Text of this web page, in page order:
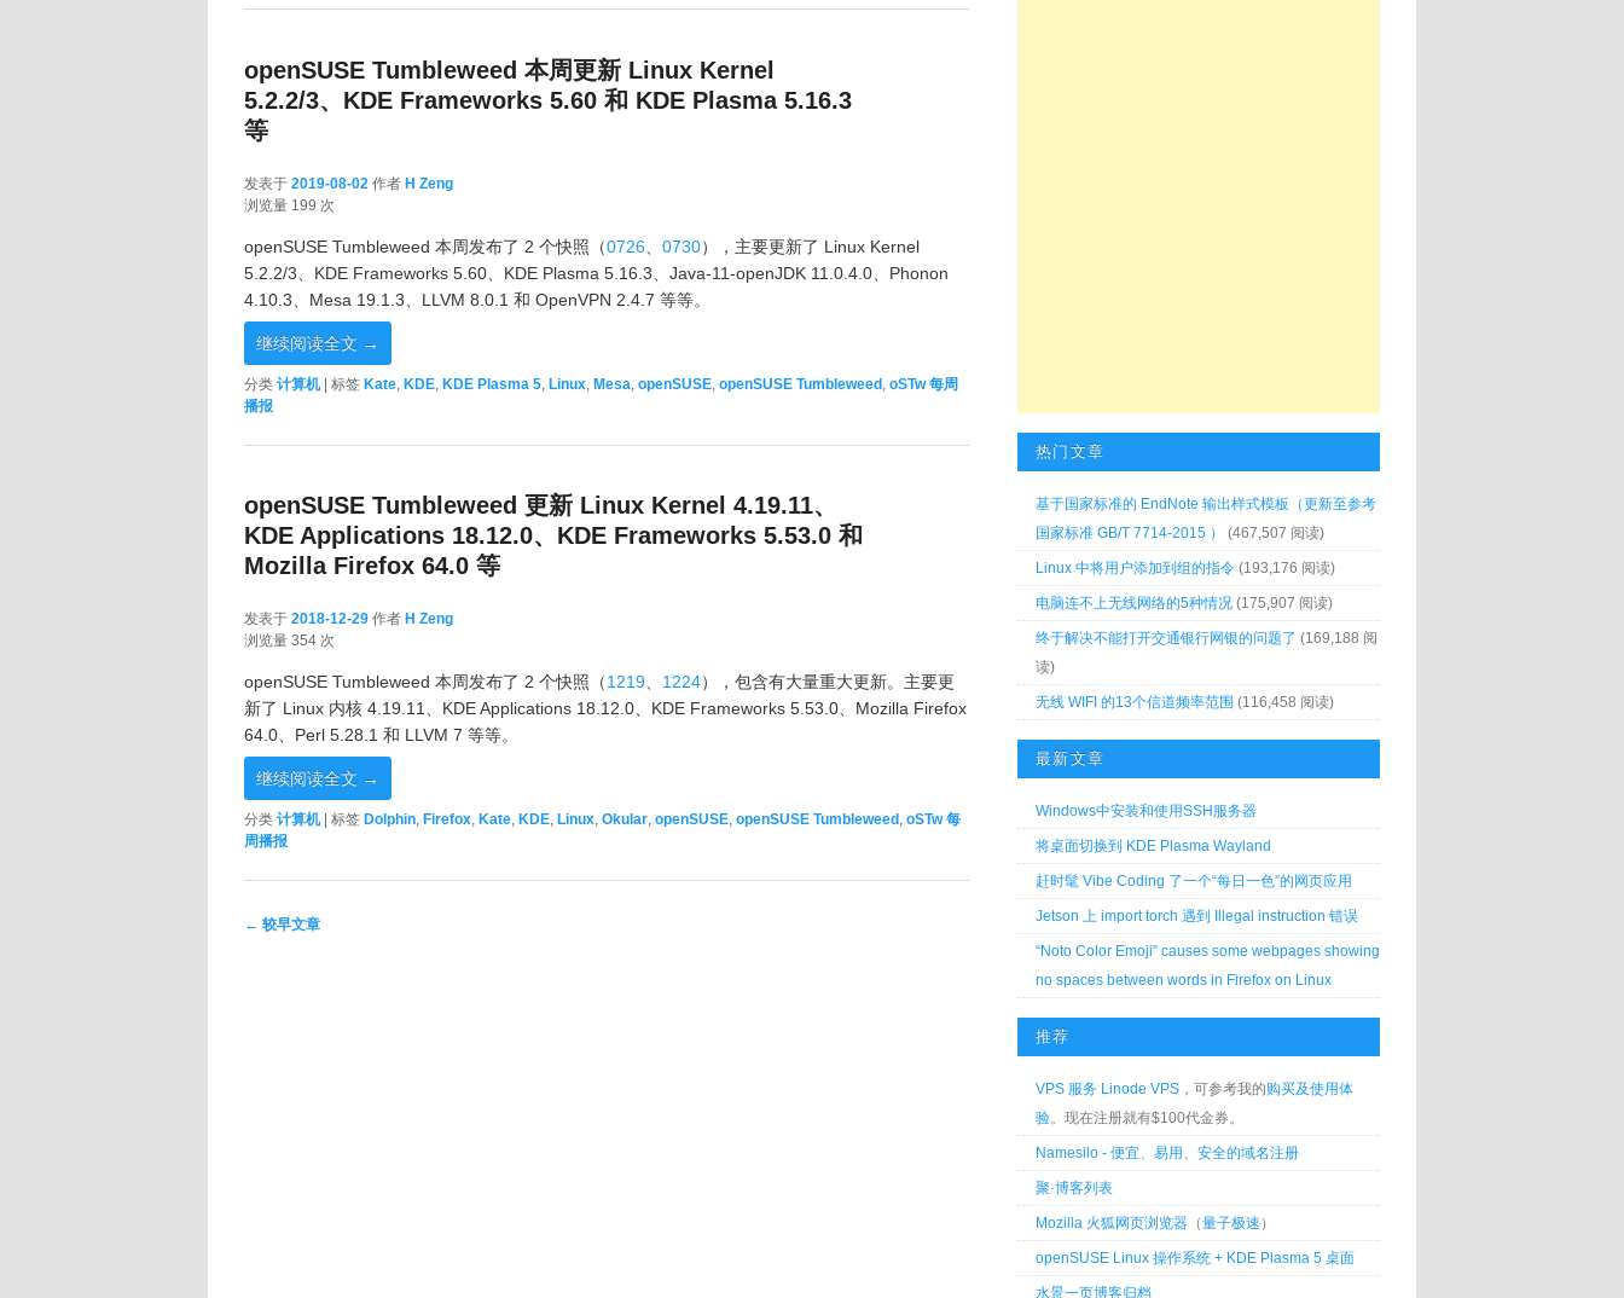
openSUSE Tumbleweed 本周更新 Linux Kernel
5.2.2/3、KDE Frameworks 5.60 和 KDE Plasma 5.16.3
等
发表于 2019-08-02 作者 H Zeng
浏览量 199 次
openSUSE Tumbleweed 本周发布了 2 个快照（0726 0730），主要更新了 Linux Kernel
5.2.2/3、KDE Frameworks 5.60、KDE Plasma 5.16.3、Java-11-openJDK 11.0.4.0、Phonon
4.10.3、Mesa 19.1.3、LLVM 8.0.1 和 OpenVPN 2.4.7 等等。
继续阅读全文 →
分类 计算机 | 标签 Kate, KDE, KDE Plasma 5, Linux, Mesa, openSUSE, openSUSE Tumbleweed, oSTw 每周
播报
openSUSE Tumbleweed 更新 Linux Kernel 4.19.11、
KDE Applications 18.12.0、KDE Frameworks 5.53.0 和
Mozilla Firefox 64.0 等
发表于 2018-12-29 作者 H Zeng
浏览量 354 次
openSUSE Tumbleweed 本周发布了 2 个快照（1219、 1224），包含有大量重大更新。主要更
新了 Linux 内核 4.19.11、KDE Applications 18.12.0、KDE Frameworks 5.53.0、Mozilla Firefox
64.0、Perl 5.28.1 和 LLVM 7 等等。
继续阅读全文 →
分类 计算机 标签 Dolphin, Firefox, Kate, KDE, Linux, Okular, openSUSE, openSUSE Tumbleweed , oSTw 每
周播报
文章导航
← 较早文章
热门文章
基于国家标准的 EndNote 输出样式模板（更新至参考
国家标准 GB/T 7714-2015 ）
(467,507 阅读)
Linux 中将用户添加到组的指令 (193,176 阅读)
电脑连不上无线网络的5种情况 (175,907 阅读)
终于解决不能打开交通银行网银的问题了 (169,188 阅
读)
无线 WIFI 的13个信道频率范围 (116,458 阅读)
最新文章
Windows中安装和使用SSH服务器
将桌面切换到 KDE Plasma Wayland
赶时髦 Vibe Coding 了一个“每日一色”的网页应用
Jetson 上 import torch 遇到 Illegal instruction 错误
“Noto Color Emoji” causes some webpages showing
no spaces between words in Firefox on Linux
推荐
VPS 服务 Linode VPS ，可参考我的购买及使用体
验。现在注册就有$100代金券。
Namesilo - 便宜、易用、安全的域名注册
聚·博客列表
Mozilla 火狐网页浏览器 （量子极速 ）
openSUSE Linux 操作系统 + KDE Plasma 5 桌面
水景一页博客归档